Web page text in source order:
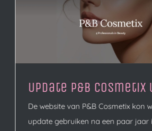
Update P&B
De website van P&B Cosmetix kon
update gebruiken na een paar jaar